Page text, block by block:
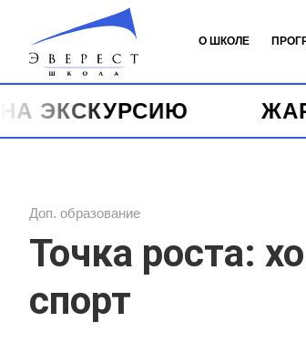
О ШКОЛЕ
ЖАРКИЕ
Доп. образование
Точка роста:
спорт